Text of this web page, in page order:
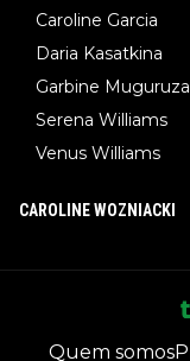
Caroline Garcia
Daria Kasatkina
Garbine Muguruza
Serena Williams
Venus Williams
CAROLINE WOZNIACKI
Quem somos